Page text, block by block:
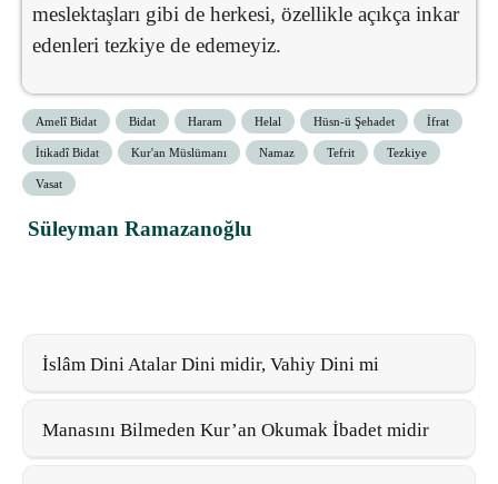
meslektaşları gibi de herkesi, özellikle açıkça inkar
edenleri tezkiye de edemeyiz.
Amelî Bidat Bidat Haram Helal Hüsn-ü Şehadet İfrat
İtikadî Bidat Kur'an Müslümanı Namaz Tefrit Tezkiye
Vasat
Süleyman Ramazanoğlu
İslâm Dini Atalar Dini midir, Vahiy Dini mi
Manasını Bilmeden Kur’an Okumak İbadet midir